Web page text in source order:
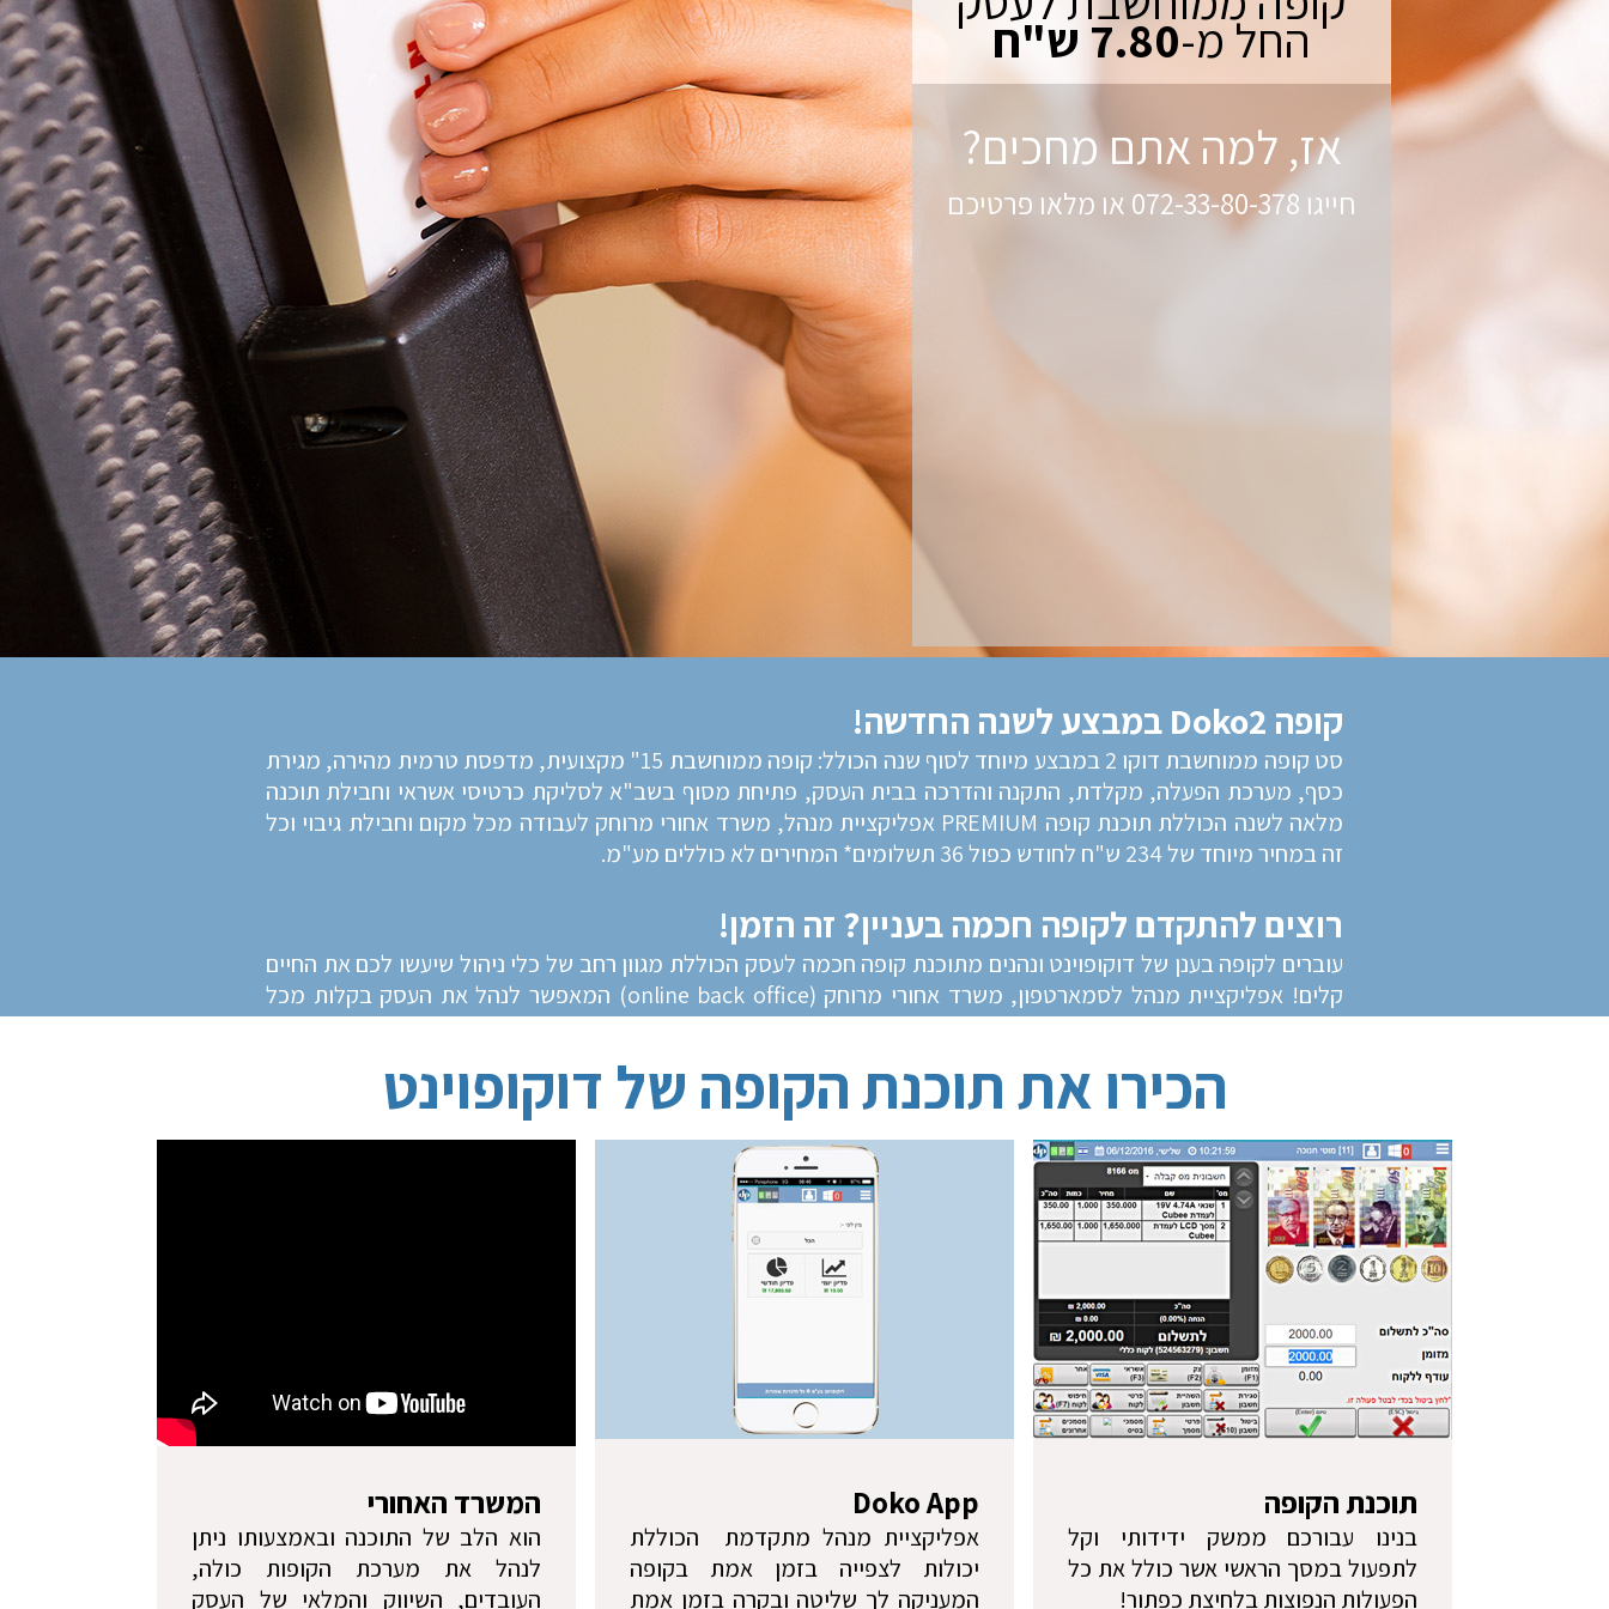
החל מ-7.80 ש"ח
אז, למה אתם מחכים?
חייגו 072-33-80-378 או מלאו פרטיכם
קופה Doko2 במבצע לשנה החדשה!
סט קופה ממוחשבת דוקו 2 במבצע מיוחד לסוף שנה הכולל: קופה ממוחשבת 15" מקצועית, מדפסת טרמית מהירה, מגירת
כסף, מערכת הפעלה, מקלדת, התקנה והדרכה בבית העסק, פתיחת מסוף בשב"א לסליקת כרטיסי אשראי וחבילת תוכנה
מלאה לשנה הכוללת תוכנת קופה PREMIUM אפליקציית מנהל, משרד אחורי מרוחק לעבודה מכל מקום וחבילת גיבוי וכל
זה במחיר מיוחד של 234 ש"ח לחודש כפול 36 תשלומים* המחירים לא כוללים מע"מ.
רוצים להתקדם לקופה חכמה בעניין? זה הזמן!
עוברים לקופה בענן של דוקופוינט ונהנים מתוכנת קופה חכמה לעסק הכוללת מגוון רחב של כלי ניהול שיעשו לכם את החיים
קלים! אפליקציית מנהל לסמארטפון, משרד אחורי מרוחק (online back office) המאפשר לנהל את העסק בקלות מכל
מקום בעולם, ניהול מלאי חכם ועוד מגוון אפשרויות מתקדמות...
הכירו את תוכנת הקופה של דוקופוינט
תוכנת הקופה
בנינו עבורכם ממשק ידידותי וקל
לתפעול במסך הראשי אשר כולל את כל
הפעולות הנפוצות בלחיצת כפתור!
Doko App
אפליקציית מנהל מתקדמת הכוללת
יכולות לצפייה בזמן אמת בקופה
המעניקה לך שליטה ובקרה בזמן אמת
המשרד האחורי
הוא הלב של התוכנה ובאמצעותו ניתן
לנהל את מערכת הקופות כולה,
העובדים, השיווק והמלאי של העסק